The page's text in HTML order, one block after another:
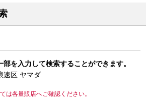
を入力して検索することができます。
区 ヤマダ
は各量販店へご確認ください。